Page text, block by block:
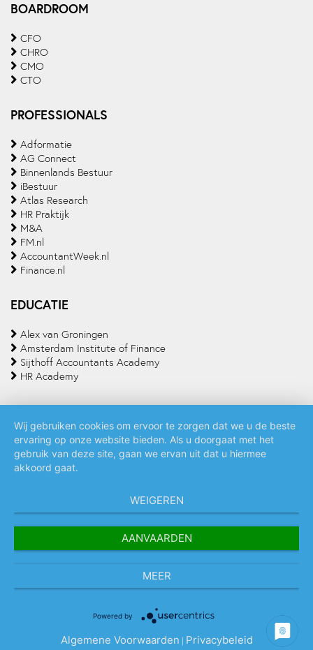
BOARDROOM
CFO
CHRO
CMO
CTO
PROFESSIONALS
Adformatie
AG Connect
Binnenlands Bestuur
iBestuur
Atlas Research
HR Praktijk
M&A
FM.nl
AccountantWeek.nl
Finance.nl
EDUCATIE
Alex van Groningen
Amsterdam Institute of Finance
Sijthoff Accountants Academy
HR Academy
Algemene voorwaarden Privacy policy Cookie statement
Wij gebruiken cookies om ervoor te zorgen dat we u de beste
ervaring op onze website bieden. Als u doorgaat met het
gebruik van deze site, gaan we ervan uit dat u hiermee
akkoord gaat.
WEIGEREN
AANVAARDEN
MEER
Powered by
Algemene Voorwaarden Privacybeleid